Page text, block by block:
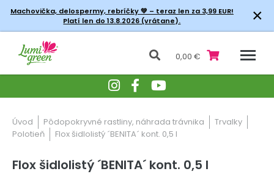
Machovička, delospermy, rebríčky💚 – teraz len za 3,99 EUR!
Platí len do 13.8.2026 (vrátane).
×
0,00 €
Úvod Pôdopokryvné rastliny, náhrada trávnika
Trvalky
Polotieň
Flox šidlolistý ´BENITA´ kont. 0,5 l
Flox šidlolistý ´BENITA´ kont. 0,5 l